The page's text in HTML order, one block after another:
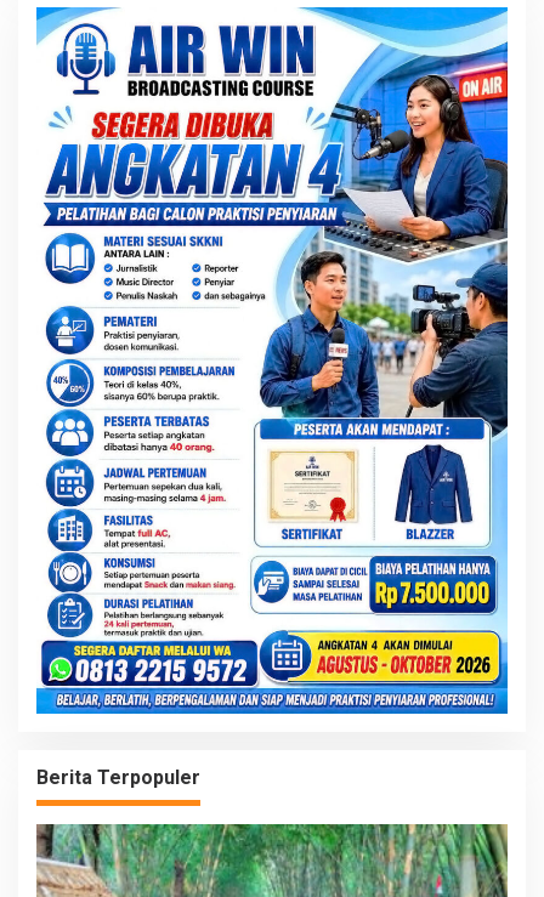
Berita Terpopuler